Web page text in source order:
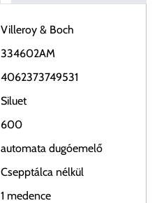
Villeroy & Boch
334602AM
4062373749531
Siluet
600
automata dugóemelő
Csepptálca nélkül
1 medence